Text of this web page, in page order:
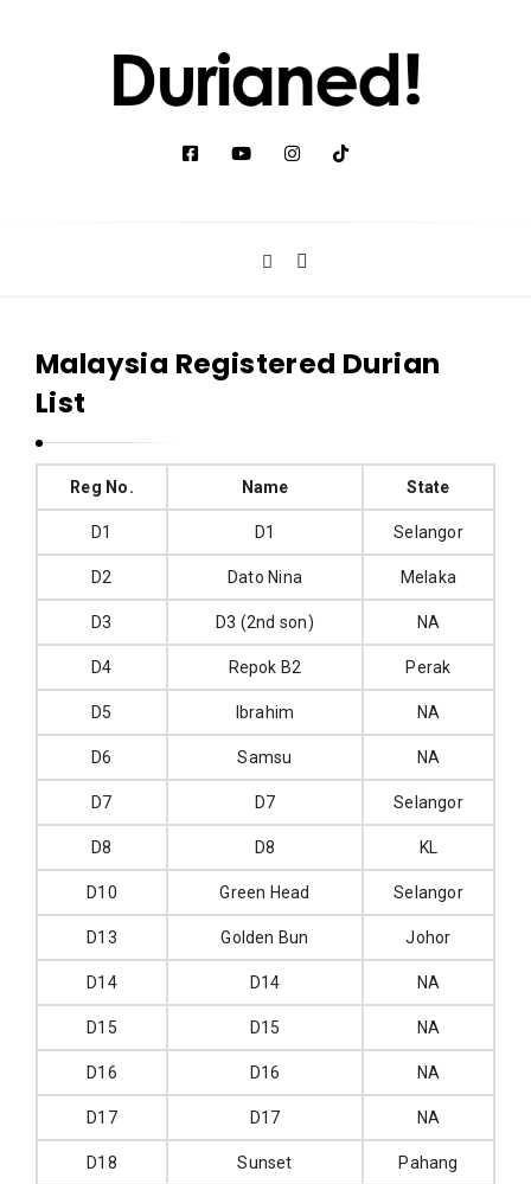
e
d
Malaysia Registered Durian
List
Reg No. Name State
D1 D1 Selangor
D2 Dato Nina Melaka
D3 D3 (2nd son) NA
D4 Repok B2 Perak
D5 Ibrahim NA
D6 Samsu NA
D7 D7 Selangor
D8 D8 KL
D10 Green Head Selangor
D13 Golden Bun Johor
D14 D14 NA
D15 D15 NA
D16 D16 NA
D17 D17 NA
D18 Sunset Pahang